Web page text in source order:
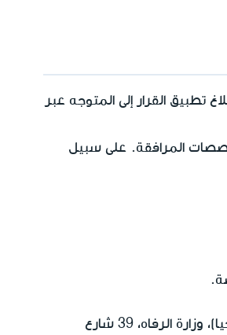
القرار إلى المتوجه عبر
المرافقة. على سبيل
بالبريد إلى: خدمات النهوض بالمشاركة والشراكات (سابقًا خدمات النظر والسمع والتكنولوجيا)، وزارة الرفاه، 39 شارع